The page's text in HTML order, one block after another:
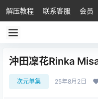
解压教程 联系客服 会员
沖田凜花Rinka
次元单集 25年8月2日